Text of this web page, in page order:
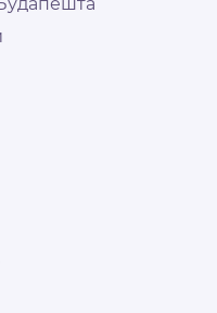
поможет
выходные и
travel.pl